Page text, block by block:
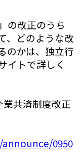
の改正のうち
、どのような改
のかは、独立行
イトで詳しく
共済制度改正
0950